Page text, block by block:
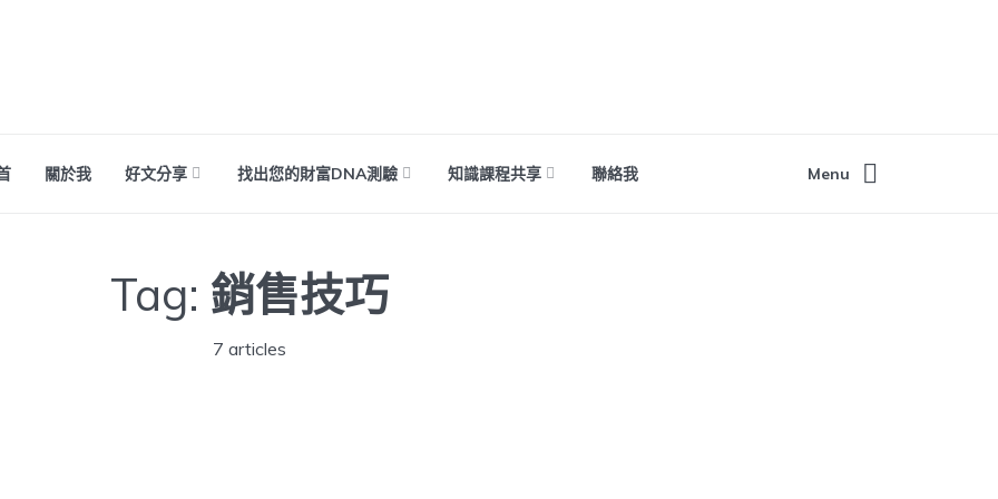
關於我 好文分享 找出您的財富DNA測驗 知識課程共享 聯絡我 Menu
Tag: 銷售技巧
7 articles